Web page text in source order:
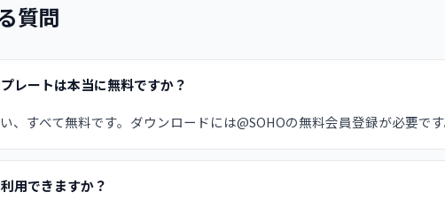
質問
レートは本当に無料ですか？
、すべて無料です。ダウンロードには@SOHOの無料会員登録が必要で
用できますか？